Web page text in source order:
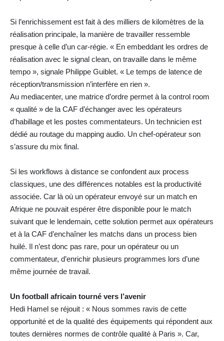
Si l’enrichissement est fait à des milliers de kilomètres de la
réalisation principale, la manière de travailler ressemble
presque à celle d’un car-régie. « En embeddant les ordres de
réalisation avec le signal clean, on travaille dans le même
tempo », signale Philippe Guiblet. « Le temps de latence de
réception/transmission n’interfère en rien ».
Au mediacenter, une matrice d’ordre permet à la control room
« qualité » de la CAF d’échanger avec les opérateurs
d’habillage et les postes commentateurs. Un technicien est
dédié au routage du mapping audio. Un chef-opérateur son
s’assure du mix final.
Si les workflows à distance se confondent aux process
classiques, une des différences notables est la productivité
associée. Car là où un opérateur envoyé sur un match en
Afrique ne pouvait espérer être disponible pour le match
suivant que le lendemain, cette solution permet aux opérateurs
et à la CAF d’enchaîner les matchs dans un process bien
huilé. Il n’est donc pas rare, pour un opérateur ou un
commentateur, d’enrichir plusieurs programmes lors d’une
même journée de travail.
Un football africain tourné vers l’avenir
Hedi Hamel se réjouit : « Nous sommes ravis de cette
opportunité et de la qualité des équipements qui répondent aux
toutes dernières normes de contrôle qualité à Paris ». Car,